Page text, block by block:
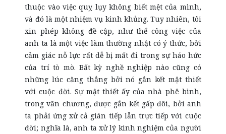
thuộc vào việc quỵ lụy không biết mệt của mình,
và đó là một nhiệm vụ kinh khủng. Tuy nhiên, tôi
xin phép không đề cập, như thể công việc của
anh ta là một việc làm thường nhật có ý thức, bởi
cảm giác nỗ lực rất dễ bị mất đi trong sự háo hức
của trí tò mò. Bất kỳ nghề nghiệp nào cũng có
những lúc căng thẳng bởi nó gắn kết mật thiết
với cuộc đời. Sự mật thiết ấy của nhà phê bình,
trong văn chương, được gắn kết gấp đôi, bởi anh
ta phải ứng xử cả gián tiếp lẫn trực tiếp với cuộc
đời; nghĩa là, anh ta xử lý kinh nghiệm của người